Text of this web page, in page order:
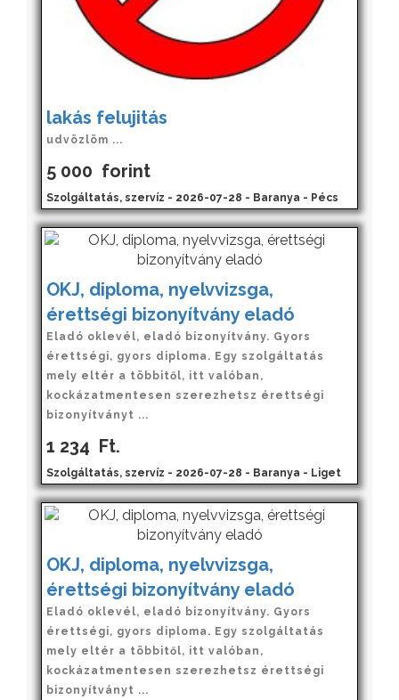
lakás felujitás
udvözlöm ...
5 000 forint
Szolgáltatás, szervíz - 2026-07-28 - Baranya - Pécs
OKJ, diploma, nyelvvizsga,
érettségi bizonyítvány eladó
Eladó oklevél, eladó bizonyítvány. Gyors
érettségi, gyors diploma. Egy szolgáltatás
mely eltér a többitől, itt valóban,
kockázatmentesen szerezhetsz érettségi
bizonyítványt ...
1 234 Ft.
Szolgáltatás, szervíz - 2026-07-28 - Baranya - Liget
OKJ, diploma, nyelvvizsga,
érettségi bizonyítvány eladó
Eladó oklevél, eladó bizonyítvány. Gyors
érettségi, gyors diploma. Egy szolgáltatás
mely eltér a többitől, itt valóban,
kockázatmentesen szerezhetsz érettségi
bizonyítványt ...